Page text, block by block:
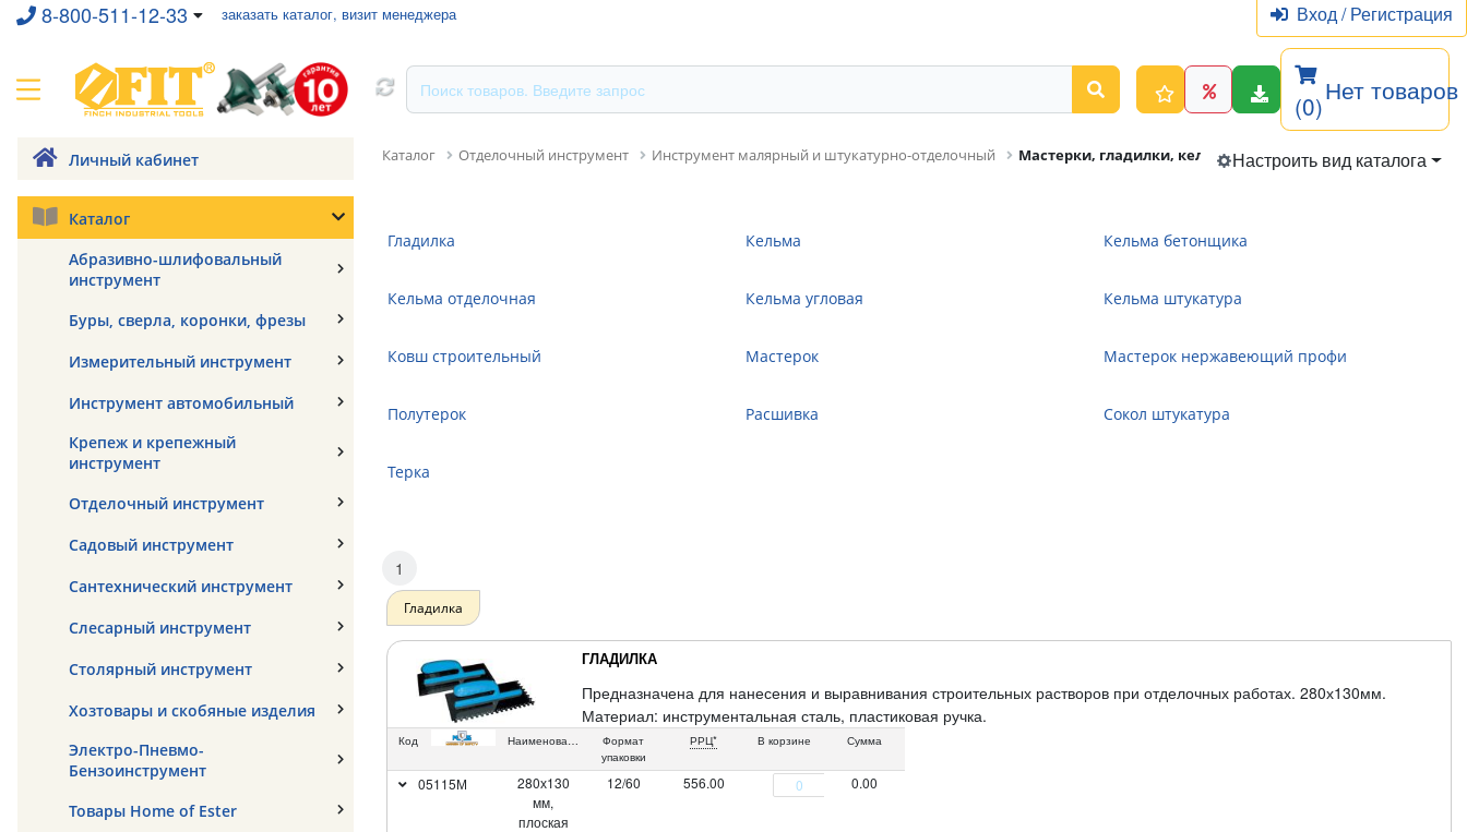
8-800-511-12-33 заказать каталог, визит менеджера Вход/Регистрация
(0)Нет товаров
Личный кабинет
Каталог
Абразивно-шлифовальный
инструмент
Буры, сверла, коронки, фрезы
Измерительный инструмент
Инструмент автомобильный
Крепеж и крепежный
инструмент
Отделочный инструмент
Садовый инструмент
Сантехнический инструмент
Слесарный инструмент
Столярный инструмент
Хозтовары и скобяные изделия
Электро-Пневмо-
Бензоинструмент
Товары Home of Ester
Каталог Отделочный инструмент Инструмент малярный и штукатурно-отделочный Мастерки, гладилки, кельмы, теркиНастроить вид каталога
Гладилка Кельма Кельма бетонщика
Кельма отделочная Кельма угловая Кельма штукатура
Ковш строительный Мастерок Мастерок нержавеющий профи
Полутерок Расшивка Сокол штукатура
Терка
1
Гладилка
ГЛАДИЛКА
Предназначена для нанесения и выравнивания строительных растворов при отделочных работах. 280х130мм.
Материал: инструментальная сталь, пластиковая ручка.
Код Наименование
Формат
упаковки
РРЦ* В корзине Сумма
05115М
280х130
мм,
плоская
12/60 556.00 0.00